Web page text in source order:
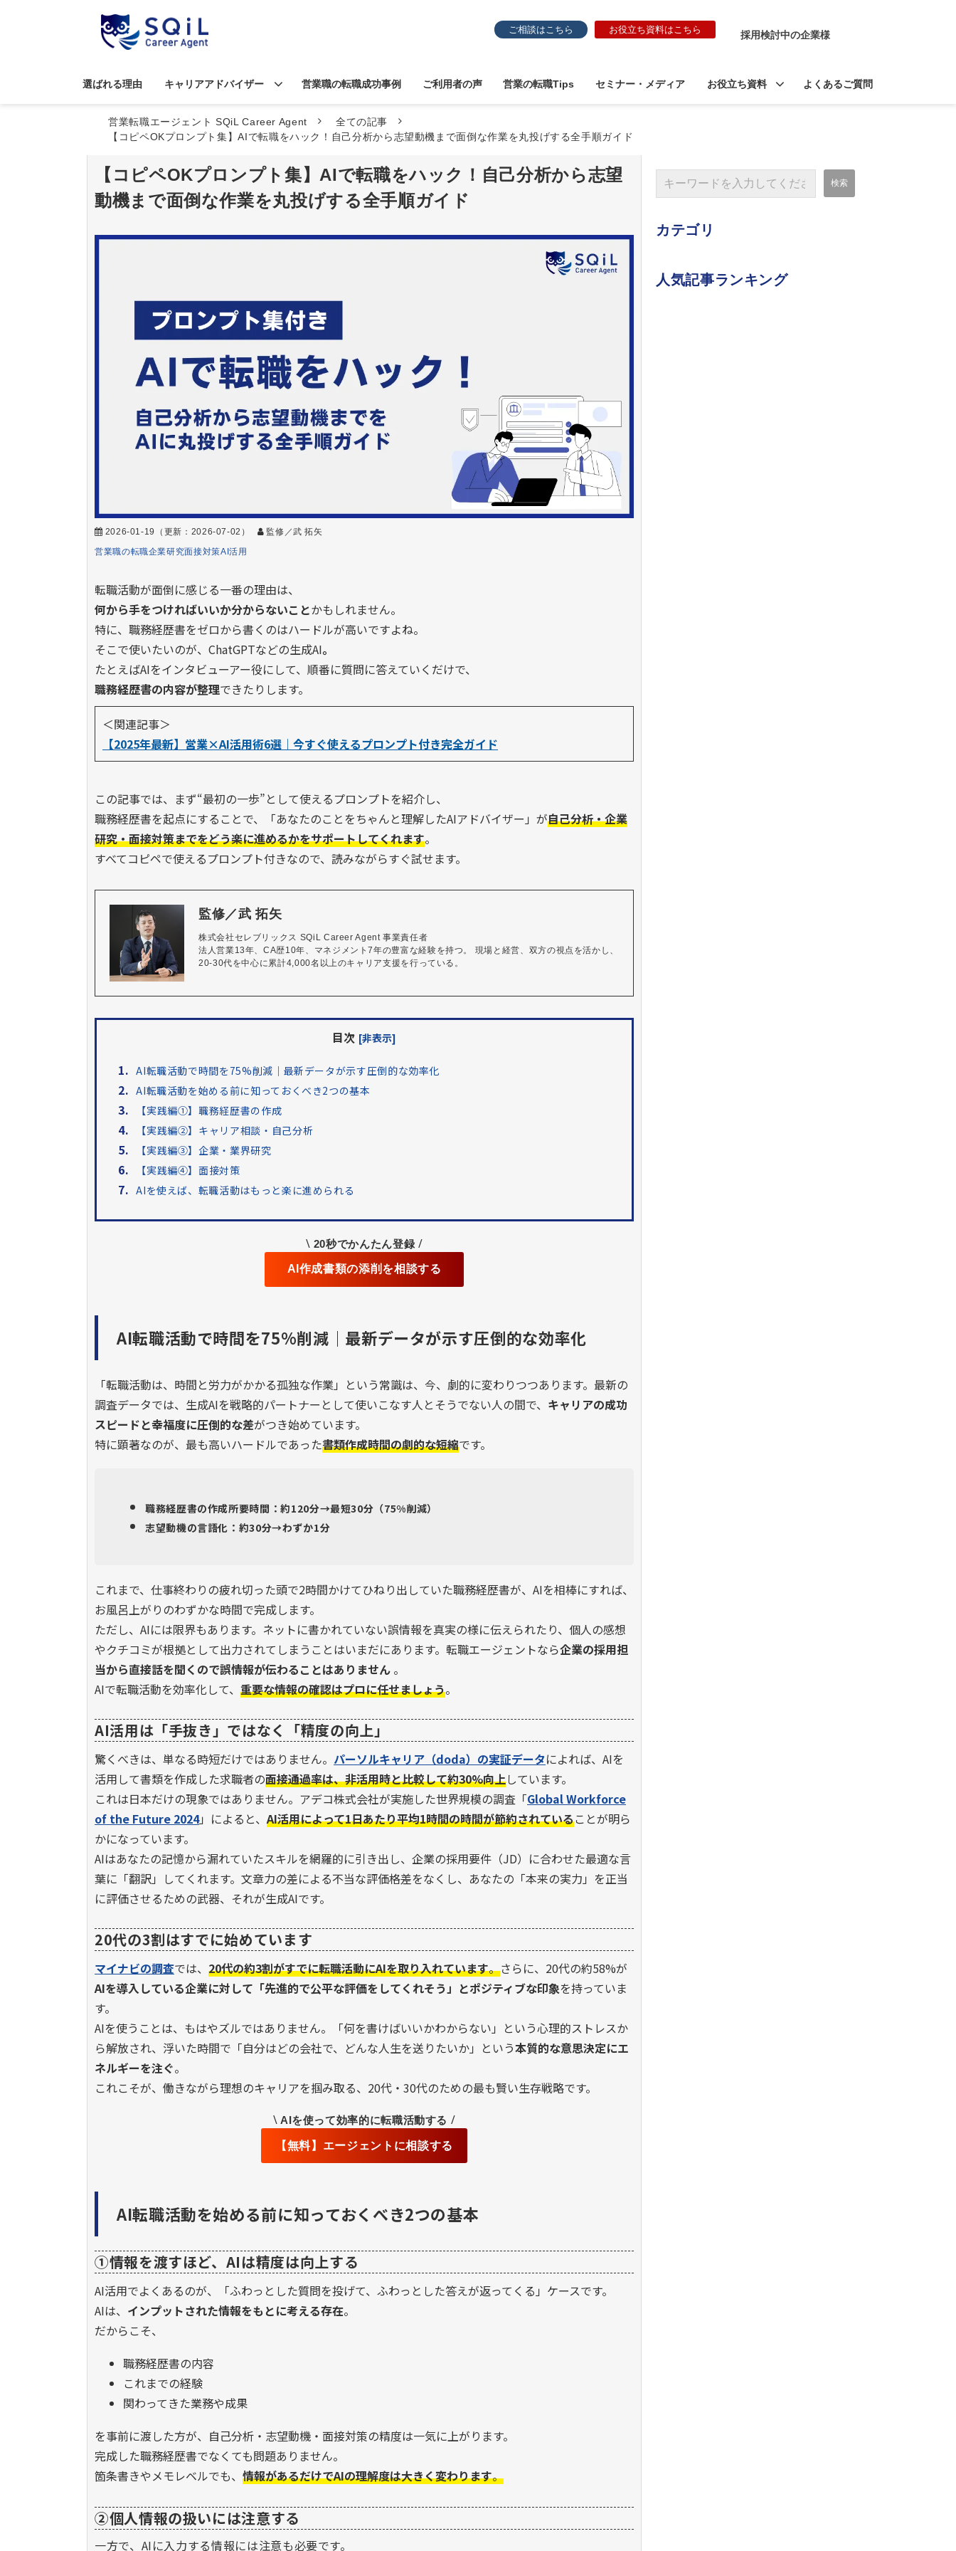
ご相談はこちら お役立ち資料はこちら 採用検討中の企業様
選ばれる理由 キャリアアドバイザー 営業職の転職成功事例 ご利用者の声 営業の転職Tips セミナー・メディア お役立ち資料 よくあるご質問
営業転職エージェント SQiL Career Agent
全ての記事
【コピペOKプロンプト集】AIで転職をハック！自己分析から志望動機まで面倒な作業を丸投げする全手順ガイド
【コピペOKプロンプト集】AIで転職をハック！自己分析から志望
動機まで面倒な作業を丸投げする全手順ガイド
2026-01-19 （更新： 2026-07-02 ）
監修／武 拓矢
営業職の転職企業研究面接対策AI活用
転職活動が面倒に感じる一番の理由は、
何から手をつければいいか分からないことかもしれません。
特に、職務経歴書をゼロから書くのはハードルが高いですよね。
そこで使いたいのが、ChatGPTなどの生成AI。
たとえばAIをインタビューアー役にして、順番に質問に答えていくだけで、
職務経歴書の内容が整理できたりします。
＜関連記事＞
【2025年最新】営業×AI活用術6選｜今すぐ使えるプロンプト付き完全ガイド
この記事では、まず“最初の一歩”として使えるプロンプトを紹介し、
職務経歴書を起点にすることで、「あなたのことをちゃんと理解したAIアドバイザー」が自己分析・企業
研究・面接対策までをどう楽に進めるかをサポートしてくれます。
すべてコピペで使えるプロンプト付きなので、読みながらすぐ試せます。
監修／武 拓矢
株式会社セレブリックス SQiL Career Agent 事業責任者
法人営業13年、CA歴10年、マネジメント7年の豊富な経験を持つ。 現場と経営、双方の視点を活かし、
20-30代を中心に累計4,000名以上のキャリア支援を行っている。
目次 [非表示]
1. AI転職活動で時間を75%削減｜最新データが示す圧倒的な効率化
2. AI転職活動を始める前に知っておくべき2つの基本
3. 【実践編①】職務経歴書の作成
4. 【実践編②】キャリア相談・自己分析
5. 【実践編③】企業・業界研究
6. 【実践編④】面接対策
7. AIを使えば、転職活動はもっと楽に進められる
\ 20秒でかんたん登録 /
AI作成書類の添削を相談する
AI転職活動で時間を75%削減｜最新データが示す圧倒的な効率化
「転職活動は、時間と労力がかかる孤独な作業」という常識は、今、劇的に変わりつつあります。最新の
調査データでは、生成AIを戦略的パートナーとして使いこなす人とそうでない人の間で、 キャリアの成功
スピードと幸福度に圧倒的な差がつき始めています。
特に顕著なのが、最も高いハードルであった書類作成時間の劇的な短縮です。
職務経歴書の作成所要時間：約120分→最短30分（75%削減）
志望動機の言語化：約30分→わずか1分
これまで、仕事終わりの疲れ切った頭で2時間かけてひねり出していた職務経歴書が、AIを相棒にすれば、
お風呂上がりのわずかな時間で完成します。
ただし、AIには限界もあります。ネットに書かれていない誤情報を真実の様に伝えられたり、個人の感想
やクチコミが根拠として出力されてしまうことはいまだにあります。転職エージェントなら企業の採用担
当から直接話を聞くので誤情報が伝わることはありません 。
AIで転職活動を効率化して、 重要な情報の確認はプロに任せましょう。
AI活用は「手抜き」ではなく「精度の向上」
驚くべきは、単なる時短だけではありません。 パーソルキャリア（doda）の実証データによれば、AIを
活用して書類を作成した求職者の面接通過率は、非活用時と比較して約30%向上しています。
これは日本だけの現象ではありません。アデコ株式会社が実施した世界規模の調査「Global Workforce
of the Future 2024」によると、AI活用によって1日あたり平均1時間の時間が節約されていることが明ら
かになっています。
AIはあなたの記憶から漏れていたスキルを網羅的に引き出し、企業の採用要件（JD）に合わせた最適な言
葉に「翻訳」してくれます。文章力の差による不当な評価格差をなくし、あなたの「本来の実力」を正当
に評価させるための武器、それが生成AIです。
20代の3割はすでに始めています
マイナビの調査では、 20代の約3割がすでに転職活動にAIを取り入れています。さらに、20代の約58%が
AIを導入している企業に対して「先進的で公平な評価をしてくれそう」とポジティブな印象を持っていま
す。
AIを使うことは、もはやズルではありません。「何を書けばいいかわからない」という心理的ストレスか
ら解放され、浮いた時間で「自分はどの会社で、どんな人生を送りたいか」という本質的な意思決定にエ
ネルギーを注ぐ。
これこそが、働きながら理想のキャリアを掴み取る、20代・30代のための最も賢い生存戦略です。
\ AIを使って効率的に転職活動する /
【無料】エージェントに相談する
AI転職活動を始める前に知っておくべき2つの基本
①情報を渡すほど、AIは精度は向上する
AI活用でよくあるのが、「ふわっとした質問を投げて、ふわっとした答えが返ってくる」ケースです。
AIは、 インプットされた情報をもとに考える存在。
だからこそ、
職務経歴書の内容
これまでの経験
関わってきた業務や成果
を事前に渡した方が、自己分析・志望動機・面接対策の精度は一気に上がります。
完成した職務経歴書でなくても問題ありません。
箇条書きやメモレベルでも、 情報があるだけでAIの理解度は大きく変わります。
②個人情報の扱いには注意する
一方で、AIに入力する情報には注意も必要です。
カテゴリ
人気記事ランキング